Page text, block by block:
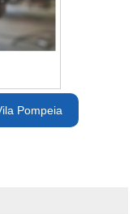
Pompeia